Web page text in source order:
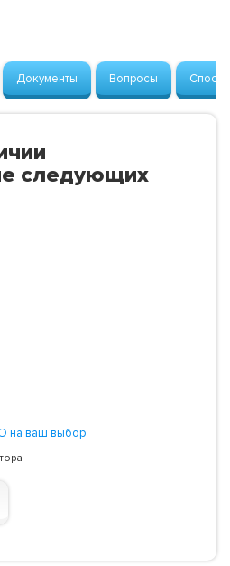
Документы Вопросы
следующих
на ваш выбор